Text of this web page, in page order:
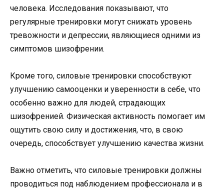
человека. Исследования показывают, что
регулярные тренировки могут снижать уровень
тревожности и депрессии, являющиеся одними из
симптомов шизофрении.
Кроме того, силовые тренировки способствуют
улучшению самооценки и уверенности в себе, что
особенно важно для людей, страдающих
шизофренией. Физическая активность помогает им
ощутить свою силу и достижения, что, в свою
очередь, способствует улучшению качества жизни.
Важно отметить, что силовые тренировки должны
проводиться под наблюдением профессионала и в